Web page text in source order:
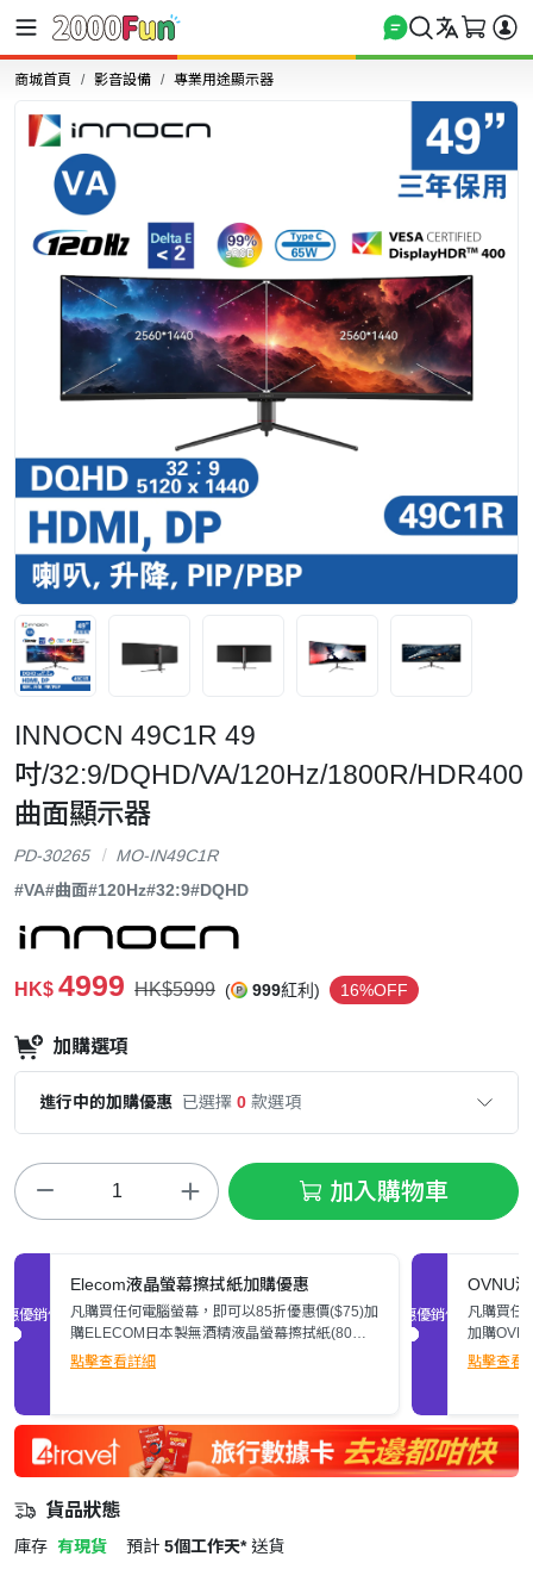
商城首頁 影音設備 專業用途顯示器
INNOCN 49C1R 49
吋/32:9/DQHD/VA/120Hz/1800R/HDR400
曲面顯示器
PD-30265
MO-IN49C1R
#VA#曲面#120Hz#32:9#DQHD
HK$ 4999 HK$5999 ( 999紅利) 16%OFF
加購選項
進行中的加購優惠 已選擇 0 款選項
加入購物車
促銷優惠
Elecom液晶螢幕擦拭紙加購優惠
凡購買任何電腦螢幕，即可以85折優惠價($75)加
購ELECOM日本製無酒精液晶螢幕擦拭紙(80
張)。
點擊查看詳細
促銷優惠
OVNU
凡購買任
加購
點擊查看
貨品狀態
庫存 有現貨 預計 5個工作天* 送貨